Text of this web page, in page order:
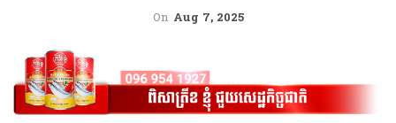
On Aug 7, 2025